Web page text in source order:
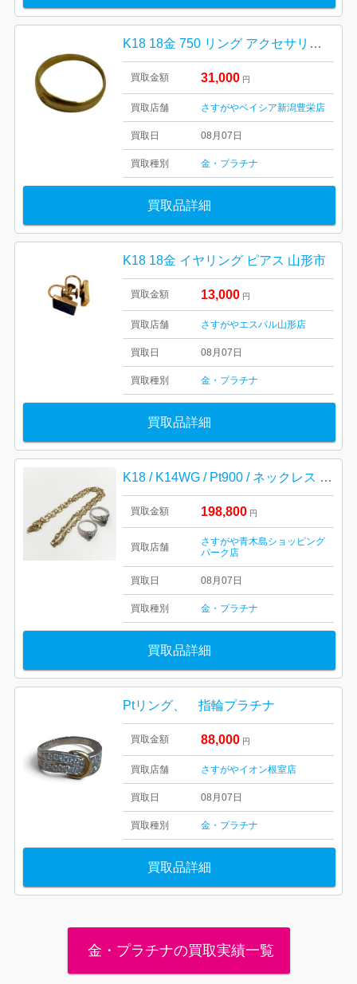
K18 18金 750 リング アクセサリー 貴金属
買取金額 31,000 円
買取店舗 さすがやベイシア新潟豊栄店
買取日 08月07日
買取種別 金・プラチナ
買取品詳細
K18 18金 イヤリング ピアス 山形市
買取金額 13,000 円
買取店舗 さすがやエスパル山形店
買取日 08月07日
買取種別 金・プラチナ
買取品詳細
K18 / K14WG / Pt900 / ネックレス リング
買取金額 198,800 円
買取店舗
さすがや青木島ショッピング
パーク店
買取日 08月07日
買取種別 金・プラチナ
買取品詳細
Ptリング、 指輪プラチナ
買取金額 88,000 円
買取店舗 さすがやイオン根室店
買取日 08月07日
買取種別 金・プラチナ
買取品詳細
金・プラチナの買取実績一覧